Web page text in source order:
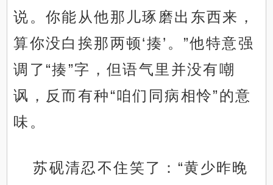
说。你能从他那儿琢磨出东西来，
算你没白挨那两顿‘揍’。”他特意强
调了“揍”字，但语气里并没有嘲
讽，反而有种“咱们同病相怜”的意
味。
苏砚清忍不住笑了：“黄少昨晚